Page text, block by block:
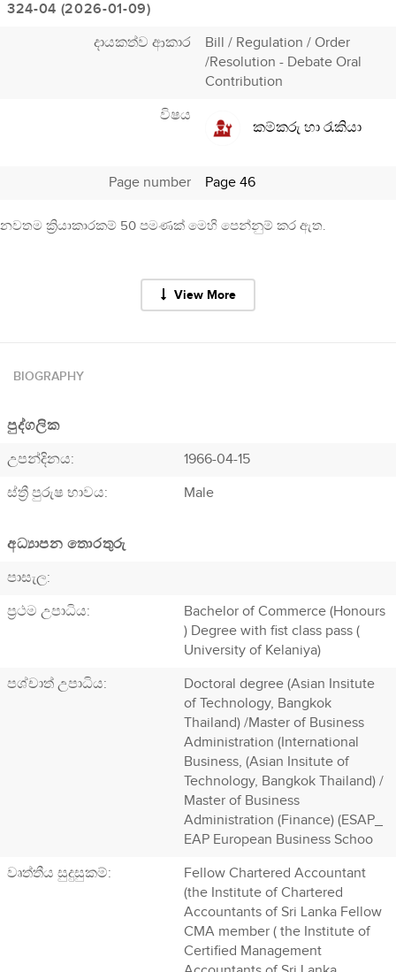
324-04 (2026-01-09)
දායකත්ව ආකාර
Bill / Regulation / Order
/Resolution - Debate Oral
Contribution
විෂය
කම්කරු හා රැකියා
Page number Page 46
නවතම ක්‍රියාකාරකම් 50 පමණක් මෙහි පෙන්නුම් කර ඇත.
View More
BIOGRAPHY
පුද්ගලික
උපන්දිනය:
1966-04-15
ස්ත්‍රී පුරුෂ භාවය:
Male
අධ්‍යාපන තොරතුරු
පාසැල:
ප්‍රථම උපාධිය:
Bachelor of Commerce (Honours
) Degree with fist class pass (
University of Kelaniya)
පශ්චාත් උපාධිය:
Doctoral degree (Asian Insitute
of Technology, Bangkok
Thailand) /Master of Business
Administration (International
Business, (Asian Insitute of
Technology, Bangkok Thailand) /
Master of Business
Administration (Finance) (ESAP_
EAP European Business Schoo
වෘත්තීය සුදුසුකම්:
Fellow Chartered Accountant
(the Institute of Chartered
Accountants of Sri Lanka Fellow
CMA member ( the Institute of
Certified Management